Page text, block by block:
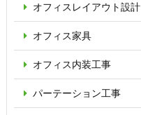
オフィス レイアウト設計
オフィス家具
オフィス内装工事
パーテーション工事